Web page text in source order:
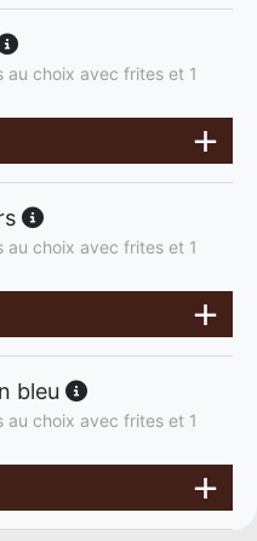
au choix avec frites et 1
au choix avec frites et 1
bleu
au choix avec frites et 1